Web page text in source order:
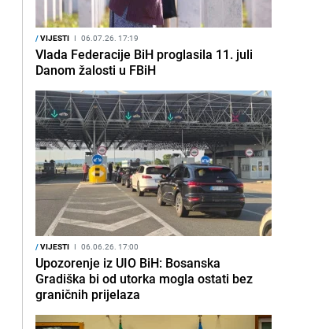
/VIJESTI I 06.07.26. 17:19
Vlada Federacije BiH proglasila 11. juli
Danom žalosti u FBiH
/VIJESTI I 06.06.26. 17:00
Upozorenje iz UIO BiH: Bosanska
Gradiška bi od utorka mogla ostati bez
graničnih prijelaza